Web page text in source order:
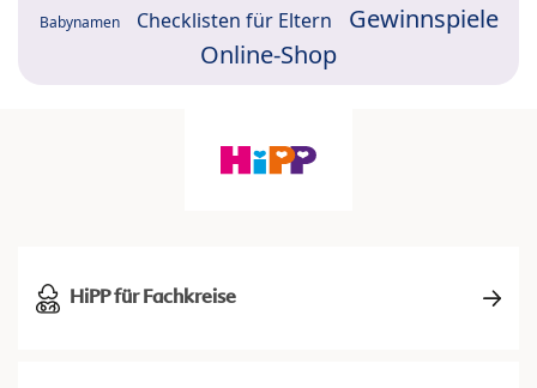
Babynamen Checklisten für Eltern
Gewinnspiele
Online-Shop
HiPP für Fachkreise